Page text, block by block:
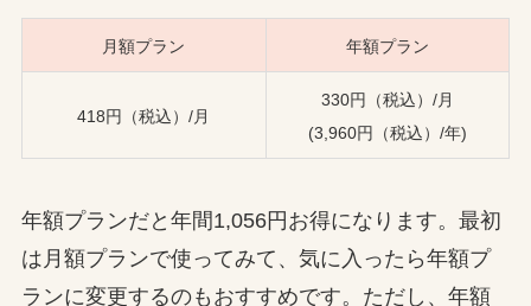
月額プラン 年額プラン
418円（税込）/月
330円（税込）/月
(3,960円（税込）/年)
年額プランだと年間1,056円お得になります。最初
は月額プランで使ってみて、気に入ったら年額プ
ランに変更するのもおすすめです。ただし、年額